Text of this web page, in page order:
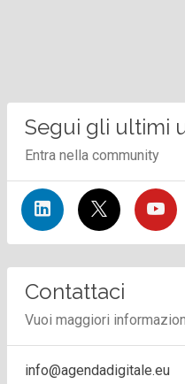
Segui gli ultimi
Entra nella community
Contattaci
Vuoi maggiori
info@agendadigitale.eu